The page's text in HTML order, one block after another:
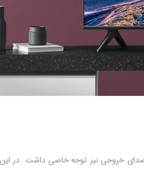
صدای خروجی نیز توجه خاصی داشت. در